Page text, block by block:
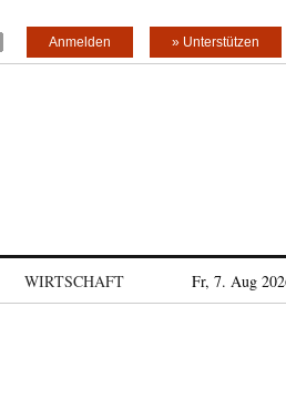
» Unterstützen
Anmelden
WIRTSCHAFT Fr, 7. Aug